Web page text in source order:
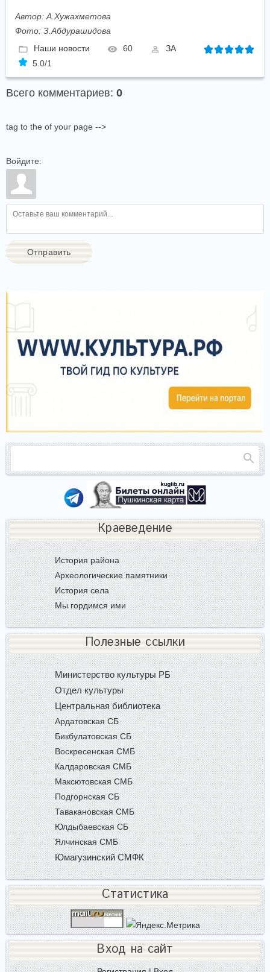
Автор: А.Хужахметова
Фото: З.Абдурашидова
Наши новости
60
ЗА
5.0/1
Всего комментариев: 0
tag to the of your page -->
Войдите:
Отправить
Краеведение
История района
Археологические памятники
История села
Мы гордимся ими
Полезные ссылки
Министерство культуры РБ
Отдел культуры
Центральная библиотека
Ардатовская СБ
Бикбулатовская СБ
Воскресенская СМБ
Калдаровская СМБ
Максютовская СМБ
Подгорнская СБ
Тавакановская СМБ
Юлдыбаевская СБ
Ялчинская СМБ
Юмагузинский СМФК
Статистика
Вход на сайт